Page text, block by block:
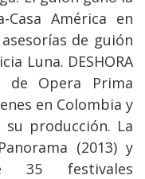
Casa América en
de guión
Luna. DESHORA
de Opera Prima
en Colombia y
producción. La
(2013) y
festivales